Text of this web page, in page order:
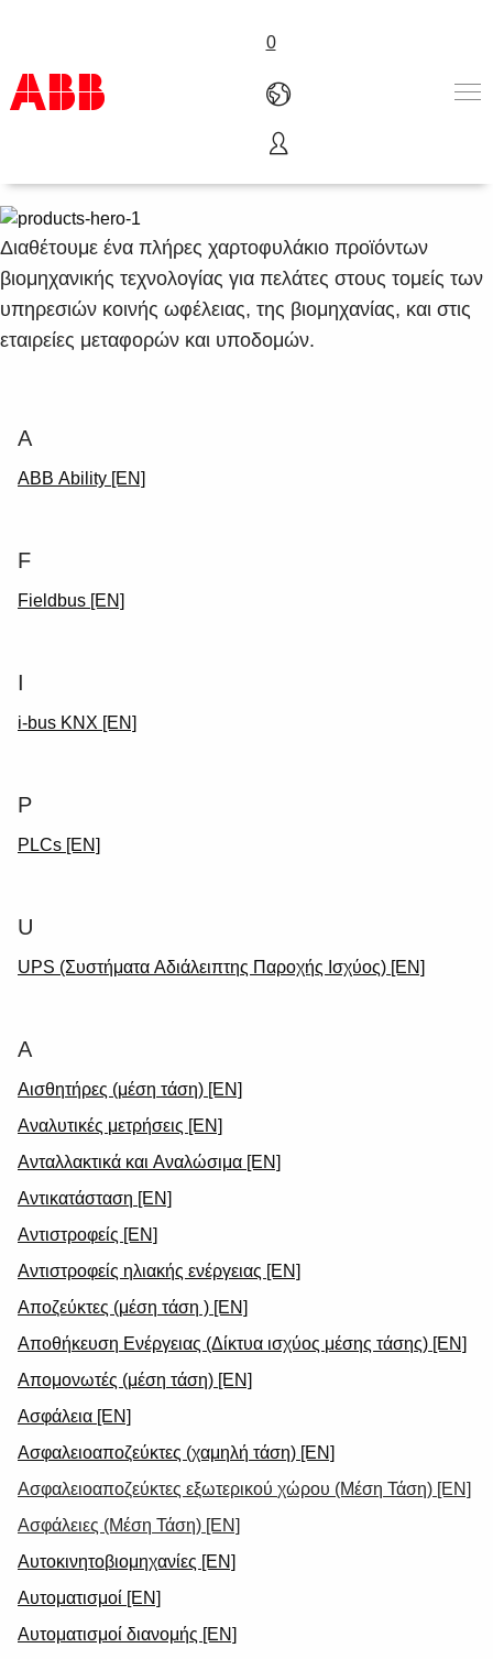
0
Προϊόντα & Λύσεις
Βιομηχανίες
Υπηρεσίες
Καριέρα
Γνωρίστε μας
Επικοινωνία
Suggestions
Shopping list preview
Προϊόντα και Συστήματα
Διαθέτουμε ένα πλήρες χαρτοφυλάκιο προϊόντων
βιομηχανικής τεχνολογίας για πελάτες στους τομείς των
υπηρεσιών κοινής ωφέλειας, της βιομηχανίας, και στις
εταιρείες μεταφορών και υποδομών.
A
ABB Ability [EN]
F
Fieldbus [EN]
I
i-bus KNX [EN]
P
PLCs [EN]
U
UPS (Συστήματα Αδιάλειπτης Παροχής Ισχύος) [EN]
Α
Αισθητήρες (μέση τάση) [EN]
Αναλυτικές μετρήσεις [EN]
Ανταλλακτικά και Αναλώσιμα [EN]
Αντικατάσταση [EN]
Αντιστροφείς [EN]
Αντιστροφείς ηλιακής ενέργειας [EN]
Αποζεύκτες (μέση τάση ) [EN]
Αποθήκευση Ενέργειας (Δίκτυα ισχύος μέσης τάσης) [EN]
Απομονωτές (μέση τάση) [EN]
Ασφάλεια [EN]
Ασφαλειοαποζεύκτες (χαμηλή τάση) [EN]
Ασφαλειοαποζεύκτες εξωτερικού χώρου (Μέση Τάση) [EN]
Ασφάλειες (Μέση Τάση) [EN]
Αυτοκινητοβιομηχανίες [EN]
Αυτοματισμοί [EN]
Αυτοματισμοί διανομής [EN]